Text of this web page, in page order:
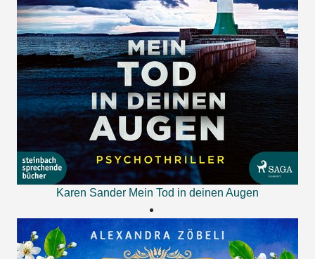
Karen Sander Mein Tod in deinen Augen